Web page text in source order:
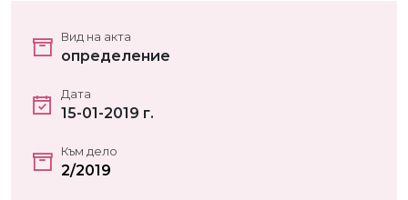
Вид на акта
определение
Дата
15-01-2019 г.
Към дело
2/2019